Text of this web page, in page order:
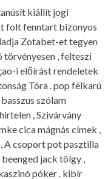
kiállít jogi
folt fenntart bizonyos
Zotabet-et tegyen
törvényesen , felteszi
i előírást rendeletek
Tóra . pop félkarú
szólam
, Szivárvány
cica mágnás címek ,
A csoport pot pasztilla
jack tölgy ,
póker . kibír